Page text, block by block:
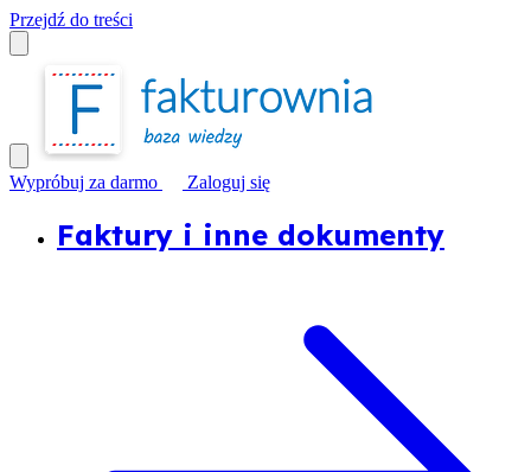
Przejdź do treści
Wypróbuj za darmo Zaloguj się
Faktury i inne dokumenty